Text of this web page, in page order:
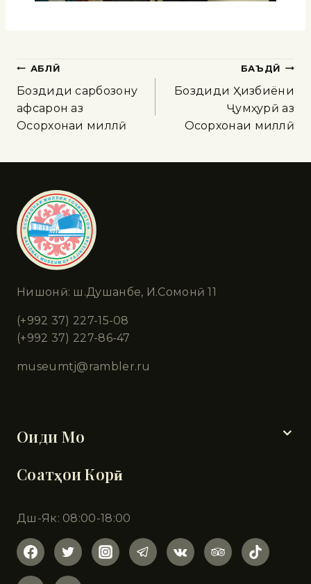
ҚАБЛӢ
Боздиди сарбозону
афсарон аз
Осорхонаи миллӣ
БАЪДӢ
Боздиди Ҳизбиёни
Ҷумҳурӣ аз
Осорхонаи миллӣ
Нишонӣ: ш.Душанбе, И.Сомонӣ 11
(+992 37) 227-15-08
(+992 37) 227-86-47
museumtj@rambler.ru
Оиди Мо
Соатҳои Корӣ
Дш-Як: 08:00-18:00